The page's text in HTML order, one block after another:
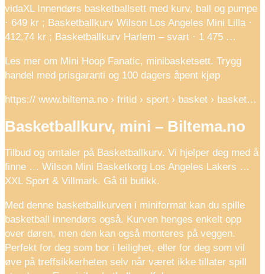
vidaXL Innendørs basketballsett med kurv, ball og pumpe
· 649 kr ; Basketballkurv Wilson Los Angeles Mini Lilla ·
412,74 kr ; Basketballkurv Harlem – svart · 1 475 …
Les mer om Mini Hoop Fanatic, minibasketsett. Trygg
handel med prisgaranti og 100 dagers åpent kjøp
https:// www.biltema.no › fritid › sport › basket › basket…
Basketballkurv, mini – Biltema.no
Tilbud og omtaler på Basketballkurv. Vi hjelper deg med å
finne … Wilson Mini Basketkorg Los Angeles Lakers …
XXL Sport & Villmark. Gå til butikk.
Med denne basketballkurven i miniformat kan du spille
basketball innendørs også. Kurven henges enkelt opp
over døren, men den kan også monteres på veggen.
Perfekt for deg som bor i leilighet, eller for deg som vil
øve på treffsikkerheten selv når været ikke tillater spill